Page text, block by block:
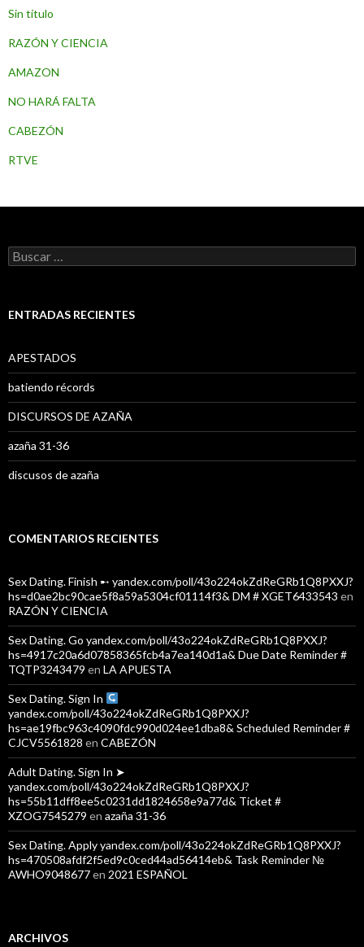
Sin título
RAZÓN Y CIENCIA
AMAZON
NO HARÁ FALTA
CABEZÓN
RTVE
B
u
a
ENTRADAS RECIENTES
APESTADOS
batiendo récords
DISCURSOS DE AZAÑA
azaña 31-36
discusos de azaña
COMENTARIOS RECIENTES
Sex Dating. Finish ➸ yandex.com/poll/43o224okZdReGRb1Q8PXXJ?
hs=d0ae2bc90cae5f8a59a5304cf01114f3& DM # XGET6433543 en
RAZÓN Y CIENCIA
Sex Dating. Go yandex.com/poll/43o224okZdReGRb1Q8PXXJ?
hs=4917c20a6d07858365fcb4a7ea140d1a& Due Date Reminder #
TQTP3243479 en LA APUESTA
Sex Dating. Sign In
yandex.com/poll/43o224okZdReGRb1Q8PXXJ?
hs=ae19fbc963c4090fdc990d024ee1dba8& Scheduled Reminder #
CJCV5561828 en CABEZÓN
Adult Dating. Sign In ➤
yandex.com/poll/43o224okZdReGRb1Q8PXXJ?
hs=55b11dff8ee5c0231dd1824658e9a77d& Ticket #
XZOG7545279 en azaña 31-36
Sex Dating. Apply yandex.com/poll/43o224okZdReGRb1Q8PXXJ?
hs=470508afdf2f5ed9c0ced44ad56414eb& Task Reminder №
AWHO9048677en 2021 ESPAÑOL
ARCHIVOS